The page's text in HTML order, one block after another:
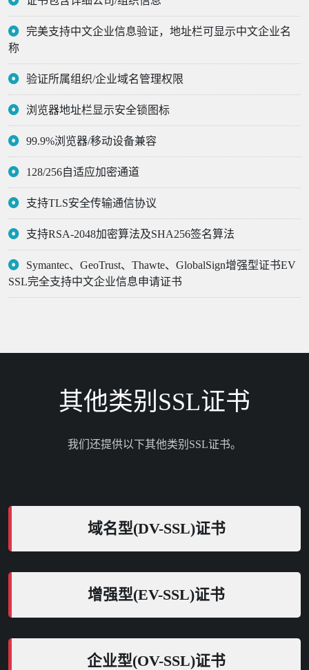
完美支持中文企业信息验证，地址栏可显示中文企业名
称
验证所属组织/企业域名管理权限
浏览器地址栏显示安全锁图标
99.9%浏览器/移动设备兼容
128/256自适应加密通道
支持TLS安全传输通信协议
支持RSA-2048加密算法及SHA256签名算法
Symantec、GeoTrust、Thawte、GlobalSign增强型证书EV
SSL完全支持中文企业信息申请证书
其他类别SSL证书
我们还提供以下其他类别SSL证书。
域名型(DV-SSL)证书
增强型(EV-SSL)证书
企业型(OV-SSL)证书